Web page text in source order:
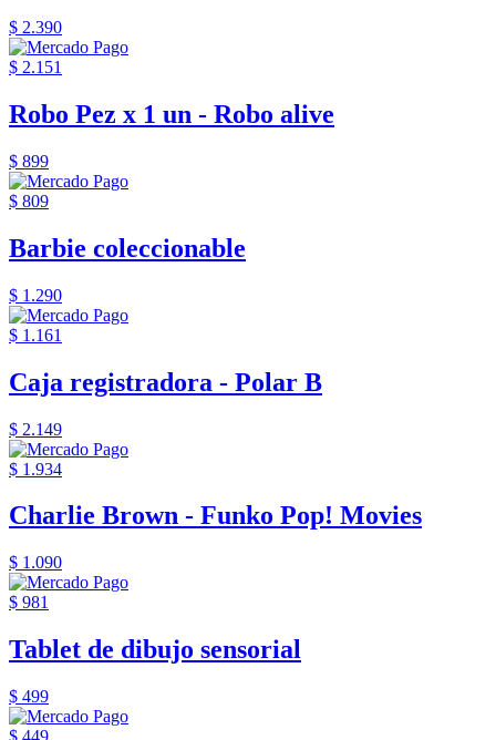
$ 2.390
$ 2.151
Robo Pez x 1 un - Robo alive
$ 899
$ 809
Barbie coleccionable
$ 1.290
$ 1.161
Caja registradora - Polar B
$ 2.149
$ 1.934
Charlie Brown - Funko Pop! Movies
$ 1.090
$ 981
Tablet de dibujo sensorial
$ 499